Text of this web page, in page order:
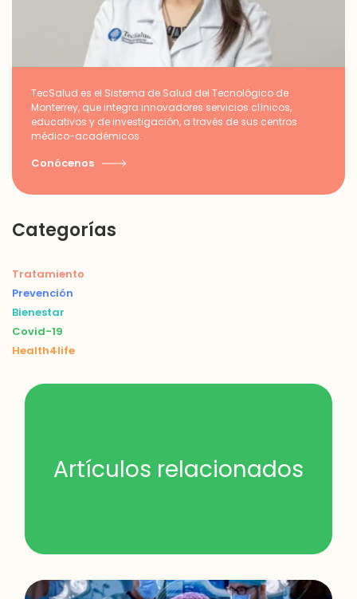
TecSalud es el Sistema de Salud del Tecnológico de
Monterrey, que integra innovadores servicios clínicos,
educativos y de investigación, a través de sus centros
médico-académicos.
Conócenos
Categorías
Tratamiento
Prevención
Bienestar
Covid-19
Health4life
Artículos relacionados